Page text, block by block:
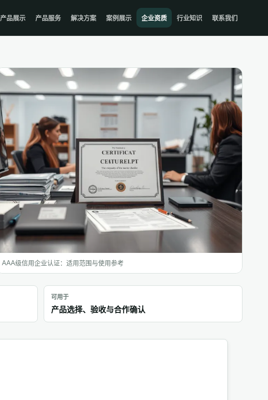
产品展示 产品服务 解决方案 案例展示 企业资质 行业知识 联系我们
AAA级信用企业认证：适用范围与使用参考
可用于
产品选择、验收与合作确认